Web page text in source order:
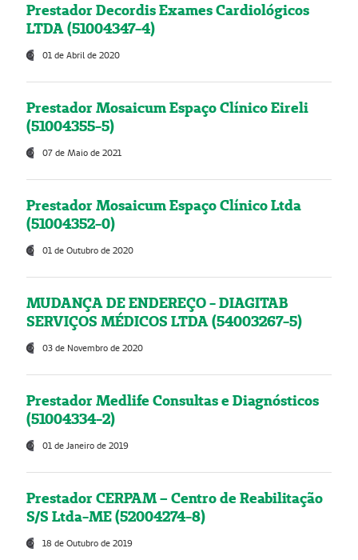
Prestador Decordis Exames Cardiológicos
LTDA (51004347-4)
01 de Abril de 2020
Prestador Mosaicum Espaço Clínico Eireli
(51004355-5)
07 de Maio de 2021
Prestador Mosaicum Espaço Clínico Ltda
(51004352-0)
01 de Outubro de 2020
MUDANÇA DE ENDEREÇO - DIAGITAB
SERVIÇOS MÉDICOS LTDA (54003267-5)
03 de Novembro de 2020
Prestador Medlife Consultas e Diagnósticos
(51004334-2)
01 de Janeiro de 2019
Prestador CERPAM – Centro de Reabilitação
S/S Ltda-ME (52004274-8)
18 de Outubro de 2019